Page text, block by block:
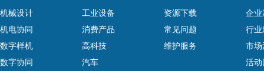
机械设计
机电协同
数字样机
数字协同
工业设备
消费产品
高科技
汽车
资源下载
常见问题
维护服务
企业
行业
市场
活动